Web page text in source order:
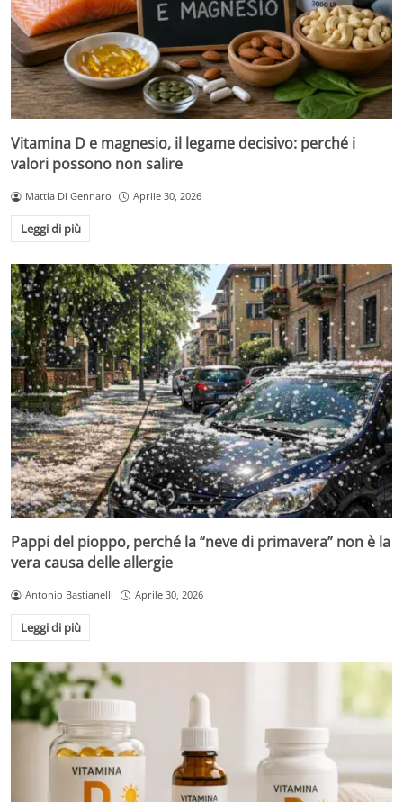
Vitamina D e magnesio, il legame decisivo: perché i
valori possono non salire
Mattia Di Gennaro Aprile 30, 2026
Leggi di più
Pappi del pioppo, perché la “neve di primavera” non è la
vera causa delle allergie
Antonio Bastianelli Aprile 30, 2026
Leggi di più